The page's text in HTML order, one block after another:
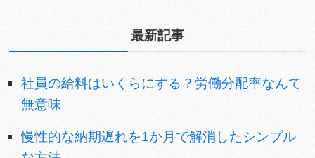
最新記事
社員の給料はいくらにする？労働分配率なんて
無意味
慢性的な納期遅れを1か月で解消したシンプル